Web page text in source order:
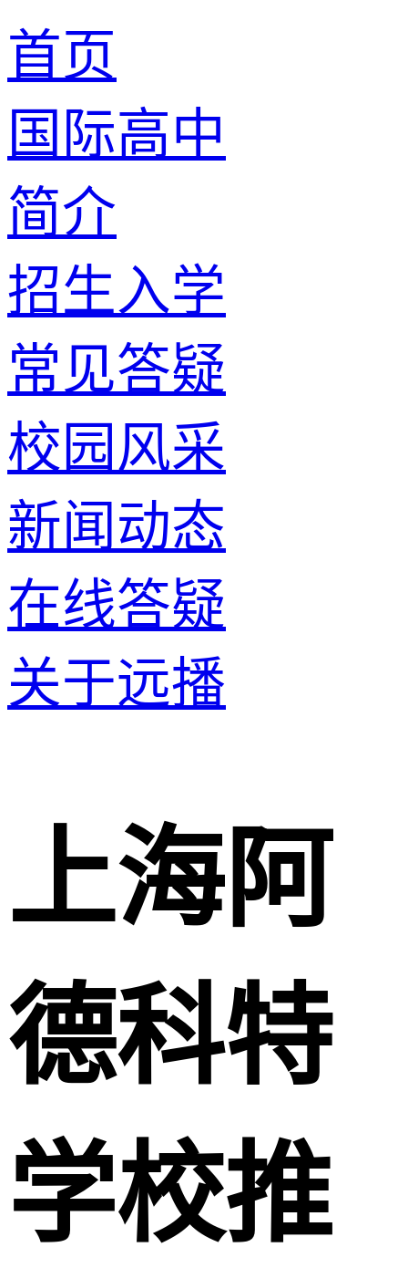
首页
国际高中
简介
招生入学
常见答疑
校园风采
新闻动态
在线答疑
关于远播
上海阿
德科特
学校推